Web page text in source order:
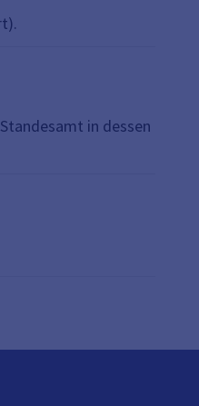
Tochter, Urkunde,
in dessen